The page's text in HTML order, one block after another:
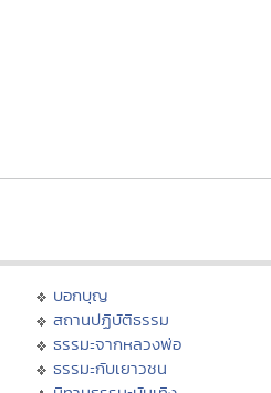
บอกบุญ
สถานปฏิบัติธรรม
ธรรมะจากหลวงพ่อ
ธรรมะกับเยาวชน